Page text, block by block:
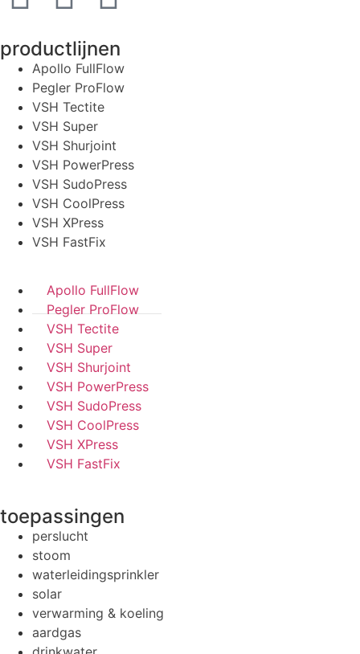
productlijnen
Apollo FullFlow
Pegler ProFlow
VSH Tectite
VSH Super
VSH Shurjoint
VSH PowerPress
VSH SudoPress
VSH CoolPress
VSH XPress
VSH FastFix
Apollo FullFlow
Pegler ProFlow
VSH Tectite
VSH Super
VSH Shurjoint
VSH PowerPress
VSH SudoPress
VSH CoolPress
VSH XPress
VSH FastFix
toepassingen
perslucht
stoom
waterleidingsprinkler
solar
verwarming & koeling
aardgas